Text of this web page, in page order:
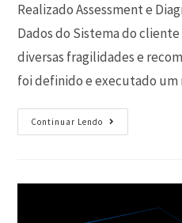
Realizado Assessment e
Dados do Sistema do
diversas fragilidades e
foi definido e executado um
Continuar Lendo